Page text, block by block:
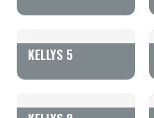
KELLYS 5